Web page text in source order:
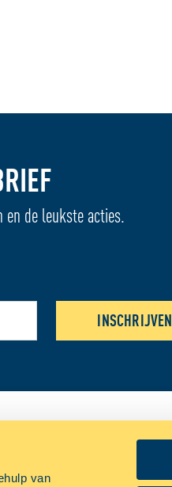
van
en de leukste acties.
INSCHRIJVEN